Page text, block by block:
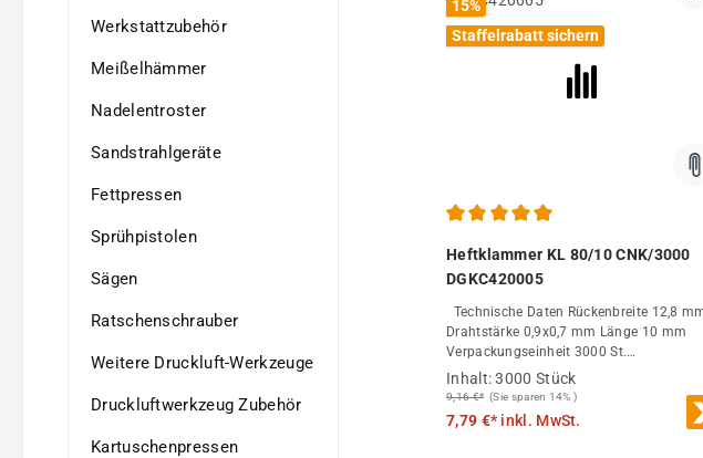
Werkstattzubehör
Meißelhämmer
Nadelentroster
Sandstrahlgeräte
Fettpressen
Sprühpistolen
Sägen
Ratschenschrauber
Weitere Druckluft-Werkzeuge
Druckluftwerkzeug Zubehör
Kartuschenpressen
15%
Staffelrabatt sichern
Heftklammer KL 80/10 CNK/3000
DGKC420005
Technische Daten Rückenbreite 12,8 mm
Drahtstärke 0,9x0,7 mm Länge 10 mm
Verpackungseinheit 3000 St.
Großabnahme 30000 St.
Inhalt:3000 Stück
9,16 €* (Sie sparen 14% )
7,79 €*inkl. MwSt.